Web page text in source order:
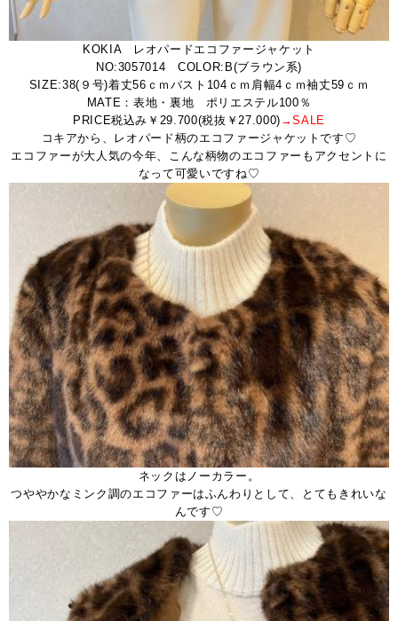
KOKIA レオパードエコファージャケット
NO:3057014 COLOR:B(ブラウン系)
SIZE:38(９号)着丈56ｃｍバスト104ｃｍ肩幅4ｃｍ袖丈59ｃｍ
MATE：表地・裏地 ポリエステル100％
PRICE税込み￥29.700(税抜￥27.000) →SALE
コキアから、レオパード柄のエコファージャケットです♡
エコファーが大人気の今年、こんな柄物のエコファーもアクセントに
なって可愛いですね♡
ネックはノーカラー。
つややかなミンク調のエコファーはふんわりとして、とてもきれいな
んです♡